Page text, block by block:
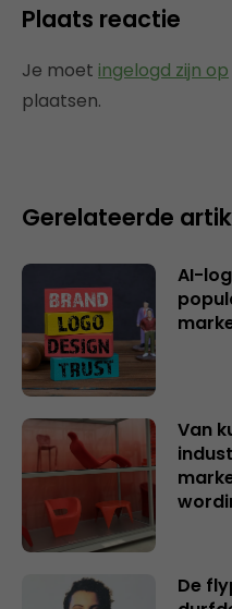
Plaats reactie
Je moet ingelogd zijn op
plaatsen.
Gerelateerde
AI-
Van
De